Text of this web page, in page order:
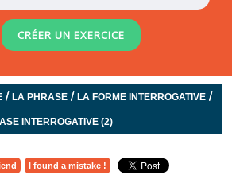
CRÉER UN EXERCICE
/LA PHRASE /LA FORME INTERROGATIVE /
INTERROGATIVE (2)
I found a mistake !